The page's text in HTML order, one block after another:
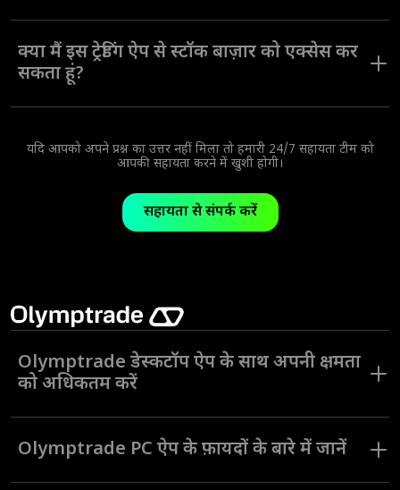
Olymptrade ऐप एक Forex ट्रेडिंग मोड प्रदान करता है। विभिन्न ट्रेडिंग मोड,
रणनीतियाँ और असेट्स विभिन्न ट्रेडिंग शैलियों और पसंद वाले उपयोगकर्ताओं के
लिए एकदम सही हैं।
क्या मैं इस ट्रेडिंग ऐप से स्टॉक बाज़ार को एक्सेस कर
सकता हूं?
आप Olymptrade ऐप पर स्टॉक, मुद्राएं, इंडेक्स और अन्य प्रकार के कई असेट्स
यदि आपको अपने प्रश्न का उत्तर नहीं मिला तो हमारी 24/7 सहायता टीम को
आपकी सहायता करने में खुशी होगी।
सहायता से संपर्क करें
Olymptrade डेस्कटॉप ऐप के साथ अपनी क्षमता
को अधिकतम करें
ट्रेडिंग इंडस्ट्री के डिजिटलीकरण ने PC बाज़ार की ट्रेडिंग ऐप्स में क्रांति ला दी है।
नौसिखिए और अनुभवी दोनों तरह के ट्रेडरों की ज़रूरतों को पूरा करने के लिए,
Olymptrade ने व्यापक टूल्स और फ़ीचर्स वाला एक यूनिक डेस्कटॉप ट्रेडिंग ऐप
Olymptrade PC ऐप के फ़ायदों के बारे में जानें